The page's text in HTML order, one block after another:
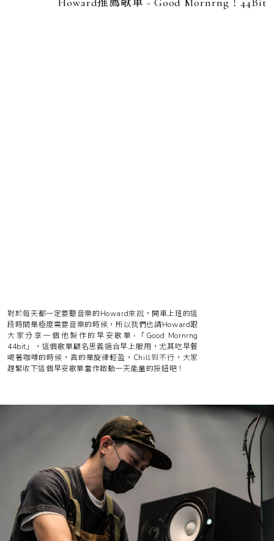
對於每天都一定要聽音樂的Howard來說，開車上班的這
段時間是極度需要音樂的時候，所以我們也請Howard跟
大家分享一個他製作的早安歌單-「Good Mornrng
44bit」，這個歌單顧名思義適合早上服用，尤其吃早餐
喝著咖啡的時候，真的是旋律輕盈，Chill到不行，大家
趕緊收下這個早安歌單當作啟動一天能量的按鈕吧！